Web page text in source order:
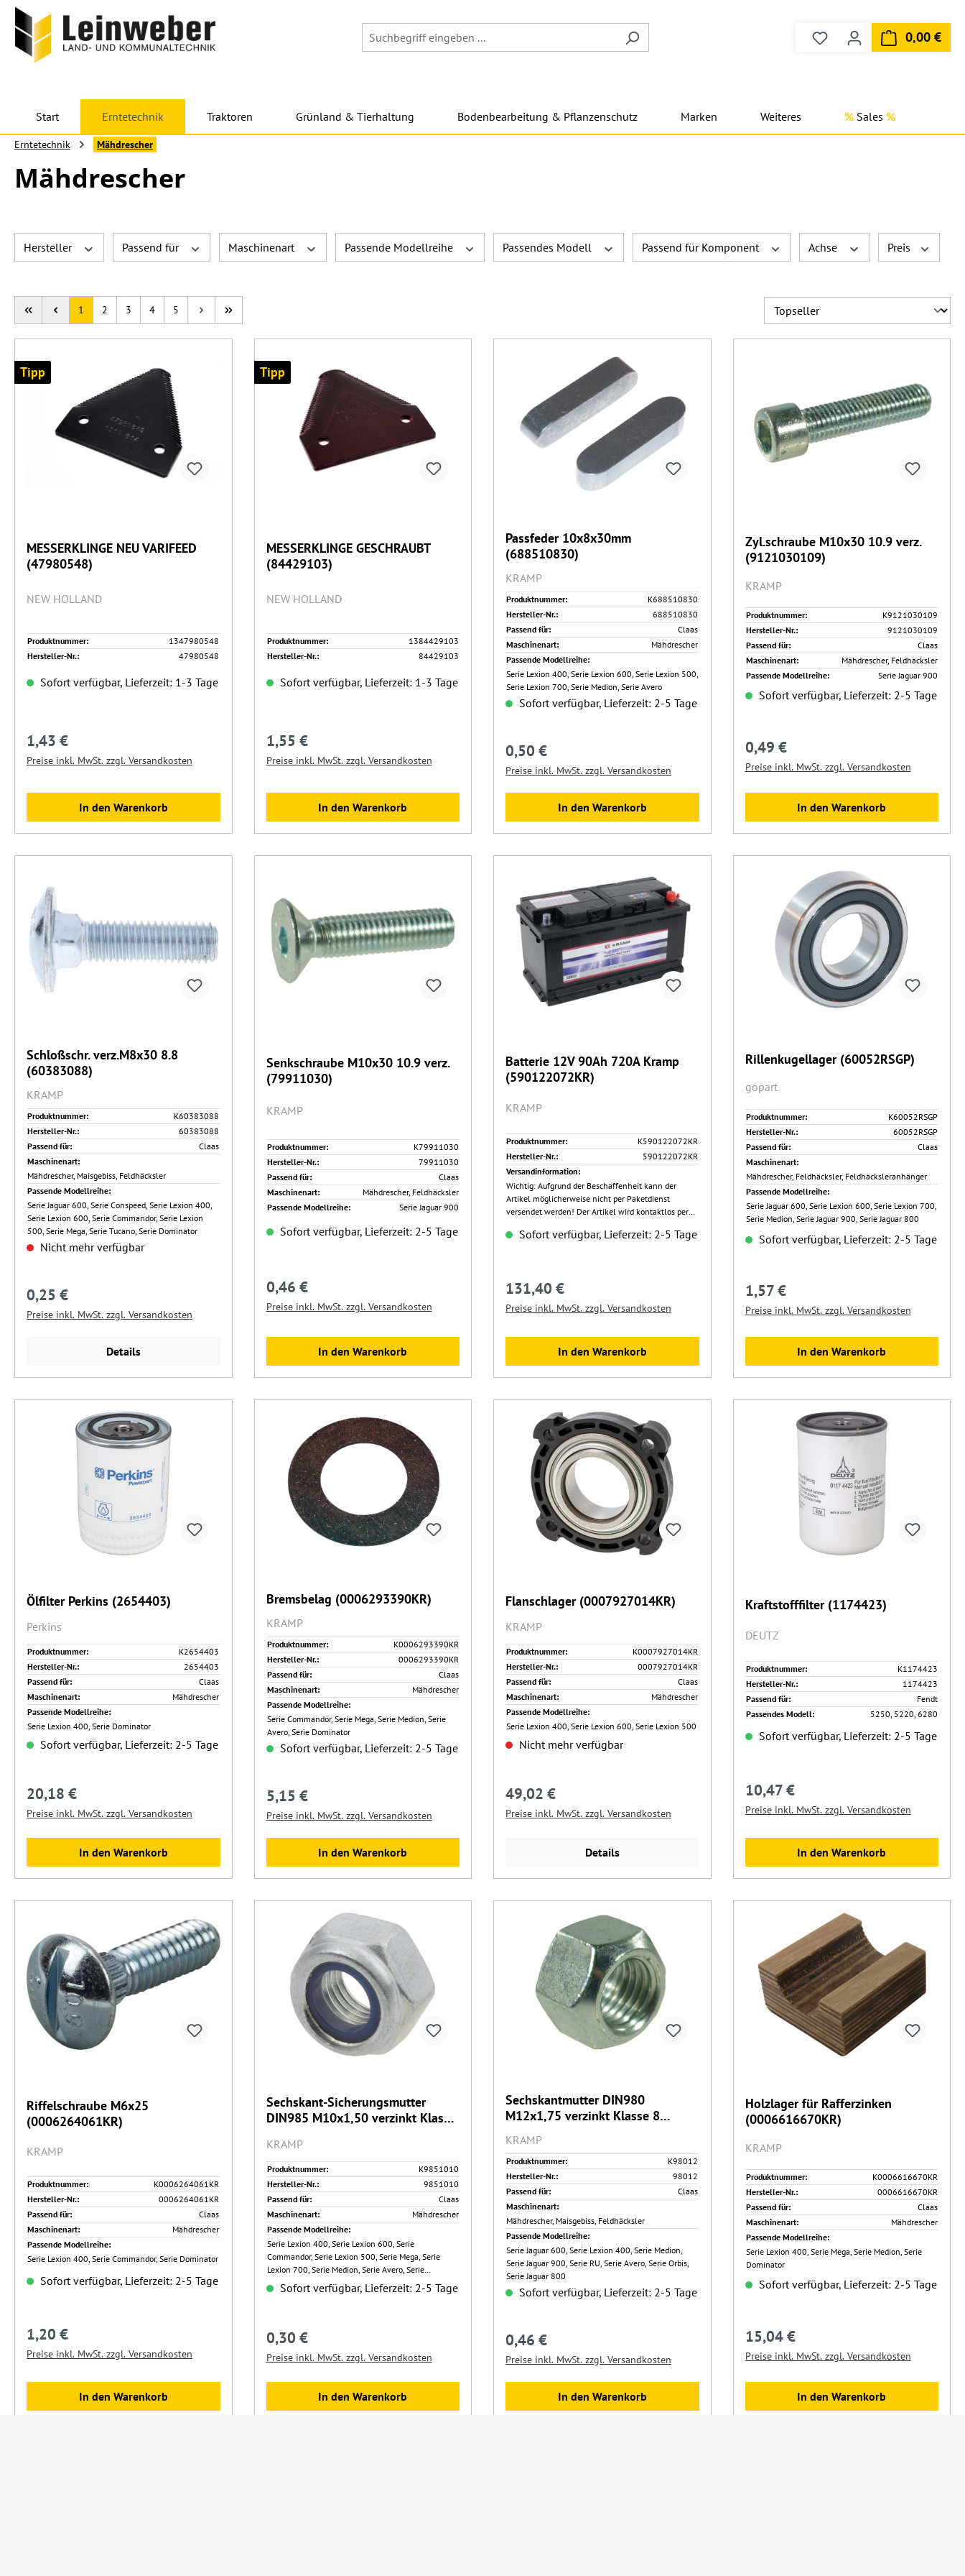
Hauptinhalt springen
Zur Suche springen
Zur Hauptnavigation springen
Du hast 0 Produkte auf
0,00 €
Start Erntetechnik Traktoren Grünland & Tierhaltung Bodenbearbeitung & Pflanzenschutz Marken Weiteres Sales
Erntetechnik Mähdrescher
Mähdrescher
Hersteller Passend für Maschinenart Passende Modellreihe Passendes Modell Passend für Komponent Achse Preis
Seite
1 Seite
2 Seite
3 Seite
4 Seite
5
Tipp
MESSERKLINGE NEU VARIFEED
(47980548)
NEW HOLLAND
Produktnummer:
1347980548
Hersteller-Nr.:
47980548
Sofort verfügbar, Lieferzeit: 1-3 Tage
Regulärer Preis:
1,43 €
Preise inkl. MwSt. zzgl. Versandkosten
In den Warenkorb
Tipp
MESSERKLINGE GESCHRAUBT
(84429103)
NEW HOLLAND
Produktnummer:
1384429103
Hersteller-Nr.:
84429103
Sofort verfügbar, Lieferzeit: 1-3 Tage
Regulärer Preis:
1,55 €
Preise inkl. MwSt. zzgl. Versandkosten
In den Warenkorb
Passfeder 10x8x30mm
(688510830)
KRAMP
Produktnummer:
K688510830
Hersteller-Nr.:
688510830
Passend für:
Claas
Maschinenart:
Mähdrescher
Passende Modellreihe:
Serie Lexion 400, Serie Lexion 600, Serie Lexion 500,
Serie Lexion 700, Serie Medion, Serie Avero
Sofort verfügbar, Lieferzeit: 2-5 Tage
Regulärer Preis:
0,50 €
Preise inkl. MwSt. zzgl. Versandkosten
In den Warenkorb
Zyl.schraube M10x30 10.9 verz.
(9121030109)
KRAMP
Produktnummer:
K9121030109
Hersteller-Nr.:
9121030109
Passend für:
Claas
Maschinenart:
Mähdrescher, Feldhäcksler
Passende Modellreihe:
Serie Jaguar 900
Sofort verfügbar, Lieferzeit: 2-5 Tage
Regulärer Preis:
0,49 €
Preise inkl. MwSt. zzgl. Versandkosten
In den Warenkorb
Schloßschr. verz.M8x30 8.8
(60383088)
KRAMP
Produktnummer:
K60383088
Hersteller-Nr.:
60383088
Passend für:
Claas
Maschinenart:
Mähdrescher, Maisgebiss, Feldhäcksler
Passende Modellreihe:
Serie Jaguar 600, Serie Conspeed, Serie Lexion 400,
Serie Lexion 600, Serie Commandor, Serie Lexion
500, Serie Mega, Serie Tucano, Serie Dominator
Nicht mehr verfügbar
Regulärer Preis:
0,25 €
Preise inkl. MwSt. zzgl. Versandkosten
Details
Senkschraube M10x30 10.9 verz.
(79911030)
KRAMP
Produktnummer:
K79911030
Hersteller-Nr.:
79911030
Passend für:
Claas
Maschinenart:
Mähdrescher, Feldhäcksler
Passende Modellreihe:
Serie Jaguar 900
Sofort verfügbar, Lieferzeit: 2-5 Tage
Regulärer Preis:
0,46 €
Preise inkl. MwSt. zzgl. Versandkosten
In den Warenkorb
Batterie 12V 90Ah 720A Kramp
(590122072KR)
KRAMP
Produktnummer:
K590122072KR
Hersteller-Nr.:
590122072KR
Versandinformation:
Wichtig: Aufgrund der Beschaffenheit kann der
Artikel möglicherweise nicht per Paketdienst
versendet werden! Der Artikel wird kontaktlos per
nachverfolgbar, noch versichert!
Sofort verfügbar, Lieferzeit: 2-5 Tage
Regulärer Preis:
131,40 €
Preise inkl. MwSt. zzgl. Versandkosten
In den Warenkorb
Rillenkugellager (60052RSGP)
gopart
Produktnummer:
K60052RSGP
Hersteller-Nr.:
60052RSGP
Passend für:
Claas
Maschinenart:
Mähdrescher, Feldhäcksler, Feldhäcksleranhänger
Passende Modellreihe:
Serie Jaguar 600, Serie Lexion 600, Serie Lexion 700,
Serie Medion, Serie Jaguar 900, Serie Jaguar 800
Sofort verfügbar, Lieferzeit: 2-5 Tage
Regulärer Preis:
1,57 €
Preise inkl. MwSt. zzgl. Versandkosten
In den Warenkorb
Ölfilter Perkins (2654403)
Perkins
Produktnummer:
K2654403
Hersteller-Nr.:
2654403
Passend für:
Claas
Maschinenart:
Mähdrescher
Passende Modellreihe:
Serie Lexion 400, Serie Dominator
Sofort verfügbar, Lieferzeit: 2-5 Tage
Regulärer Preis:
20,18 €
Preise inkl. MwSt. zzgl. Versandkosten
In den Warenkorb
Bremsbelag (0006293390KR)
KRAMP
Produktnummer:
K0006293390KR
Hersteller-Nr.:
0006293390KR
Passend für:
Claas
Maschinenart:
Mähdrescher
Passende Modellreihe:
Serie Commandor, Serie Mega, Serie Medion, Serie
Avero, Serie Dominator
Sofort verfügbar, Lieferzeit: 2-5 Tage
Regulärer Preis:
5,15 €
Preise inkl. MwSt. zzgl. Versandkosten
In den Warenkorb
Flanschlager (0007927014KR)
KRAMP
Produktnummer:
K0007927014KR
Hersteller-Nr.:
0007927014KR
Passend für:
Claas
Maschinenart:
Mähdrescher
Passende Modellreihe:
Serie Lexion 400, Serie Lexion 600, Serie Lexion 500
Nicht mehr verfügbar
Regulärer Preis:
49,02 €
Preise inkl. MwSt. zzgl. Versandkosten
Details
Kraftstofffilter (1174423)
DEUTZ
Produktnummer:
K1174423
Hersteller-Nr.:
1174423
Passend für:
Fendt
Passendes Modell:
5250, 5220, 6280
Sofort verfügbar, Lieferzeit: 2-5 Tage
Regulärer Preis:
10,47 €
Preise inkl. MwSt. zzgl. Versandkosten
In den Warenkorb
Riffelschraube M6x25
(0006264061KR)
KRAMP
Produktnummer:
K0006264061KR
Hersteller-Nr.:
0006264061KR
Passend für:
Claas
Maschinenart:
Mähdrescher
Passende Modellreihe:
Serie Lexion 400, Serie Commandor, Serie Dominator
Sofort verfügbar, Lieferzeit: 2-5 Tage
Regulärer Preis:
1,20 €
Preise inkl. MwSt. zzgl. Versandkosten
In den Warenkorb
Sechskant-Sicherungsmutter
DIN985 M10x1,50 verzinkt Klasse
KRAMP
Produktnummer:
K9851010
Hersteller-Nr.:
9851010
Passend für:
Claas
Maschinenart:
Mähdrescher
Passende Modellreihe:
Serie Lexion 400, Serie Lexion 600, Serie
Commandor, Serie Lexion 500, Serie Mega, Serie
Lexion 700, Serie Medion, Serie Avero, Serie
Dominator
Sofort verfügbar, Lieferzeit: 2-5 Tage
Regulärer Preis:
0,30 €
Preise inkl. MwSt. zzgl. Versandkosten
In den Warenkorb
Sechskantmutter DIN980
M12x1,75 verzinkt Klasse 8
KRAMP
Produktnummer:
K98012
Hersteller-Nr.:
98012
Passend für:
Claas
Maschinenart:
Mähdrescher, Maisgebiss, Feldhäcksler
Passende Modellreihe:
Serie Jaguar 600, Serie Lexion 400, Serie Medion,
Serie Jaguar 900, Serie RU, Serie Avero, Serie Orbis,
Serie Jaguar 800
Sofort verfügbar, Lieferzeit: 2-5 Tage
Regulärer Preis:
0,46 €
Preise inkl. MwSt. zzgl. Versandkosten
In den Warenkorb
Holzlager für Rafferzinken
(0006616670KR)
KRAMP
Produktnummer:
K0006616670KR
Hersteller-Nr.:
0006616670KR
Passend für:
Claas
Maschinenart:
Mähdrescher
Passende Modellreihe:
Serie Lexion 400, Serie Mega, Serie Medion, Serie
Dominator
Sofort verfügbar, Lieferzeit: 2-5 Tage
Regulärer Preis:
15,04 €
Preise inkl. MwSt. zzgl. Versandkosten
In den Warenkorb